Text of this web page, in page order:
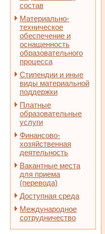
состав
Материально-
техническое
обеспечение и
оснащенность
образовательного
процесса
Стипендии и иные
виды материальной
поддержки
Платные
образовательные
услуги
Финансово-
хозяйственная
деятельность
Вакантные места
для приема
(перевода)
Доступная среда
Международное
сотрудничество